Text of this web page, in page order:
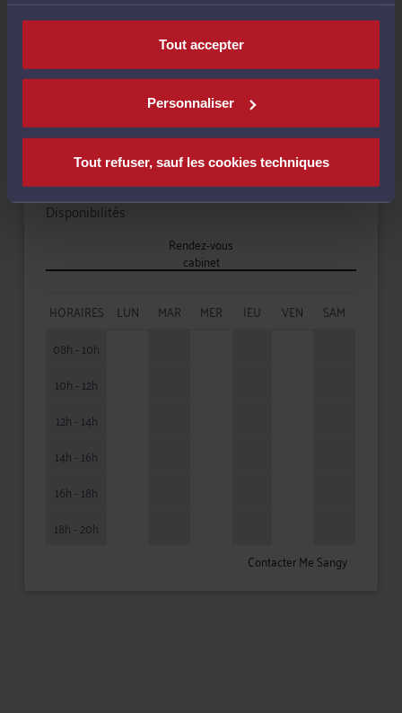
nécessaires au fonctionnement du site.
Tout accepter
Personnaliser
Tout refuser, sauf les cookies techniques
Disponibilités
Rendez-vous
cabinet
HORAIRES LUN MAR MER JEU VEN
SAM
08h - 10h
10h - 12h
12h - 14h
14h - 16h
16h - 18h
18h - 20h
Contacter Me Sangy